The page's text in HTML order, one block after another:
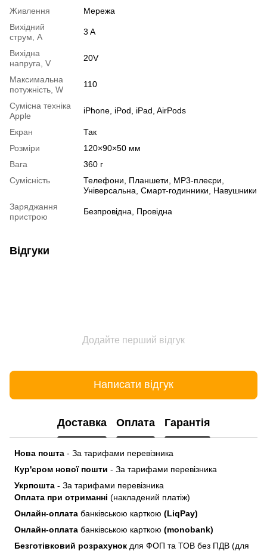
Живлення
Мережа
Вихідний
струм, А
3 A
Вихідна
напруга, V
20V
Максимальна
потужність, W
110
Сумісна техніка
Apple
iPhone, iPod, iPad, AirPods
Екран
Так
Розміри
120×90×50 мм
Вага
360 г
Сумісність
Телефони, Планшети, MP3-плеєри,
Універсальна, Смарт-годинники, Навушники
Заряджання
пристрою
Безпровідна, Провідна
Відгуки
Додайте перший відгук
Написати відгук
Доставка Оплата Гарантія
Нова пошта - За тарифами перевізника
Кур'єром нової пошти - За тарифами перевізника
Укрпошта - За тарифами перевізника
Оплата при отриманні (накладений платіж)
Онлайн-оплата банківською карткою (LiqPay)
Онлайн-оплата банківською карткою (monobank)
Безготівковий розрахунок для ФОП та ТОВ без ПДВ (для